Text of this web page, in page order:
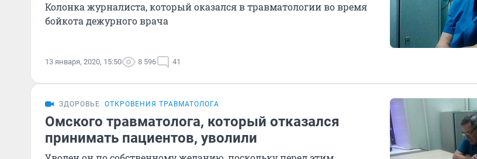
Колонка журналиста, который оказался в травматологии во время
бойкота дежурного врача
13 января, 2020, 15:50 8 596 41
ЗДОРОВЬЕ ОТКРОВЕНИЯ ТРАВМАТОЛОГА
Омского травматолога, который отказался
принимать пациентов, уволили